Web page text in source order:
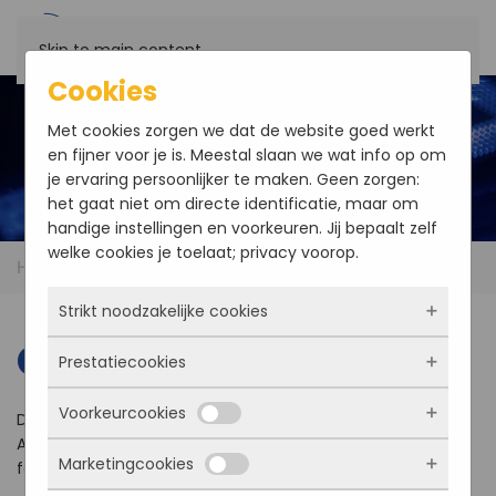
Skip to main content
Home Contact
Contact
Do you need help finding the right parts for your product?
Any other questions? Feel free to contact us
for more information.
Cookies
Met cookies zorgen we dat de website goed werkt
en fijner voor je is. Meestal slaan we wat info op om
je ervaring persoonlijker te maken. Geen zorgen:
het gaat niet om directe identificatie, maar om
handige instellingen en voorkeuren. Jij bepaalt zelf
welke cookies je toelaat; privacy voorop.
Strikt noodzakelijke cookies
Deze cookies zorgen ervoor dat de website
überhaupt werkt. Ze zijn dus altijd actief en
kunnen niet worden uitgezet. Meestal worden
ze alleen geplaatst als jij iets doet, zoals
inloggen, een formulier invullen of je
Prestatiecookies
Met deze cookies zien we hoe vaak onze site
bezocht wordt, waar bezoekers vandaan
komen en welke pagina’s populair zijn. Zo
Voorkeurcookies
Deze cookies onthouden jouw voorkeuren.
Marketingcookies